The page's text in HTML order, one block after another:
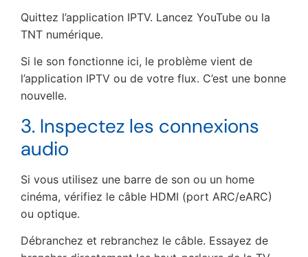
Quittez l’application IPTV. Lancez YouTube ou la
TNT numérique.
Si le son fonctionne ici, le problème vient de
l’application IPTV ou de votre flux. C’est une bonne
nouvelle.
3. Inspectez les connexions
audio
Si vous utilisez une barre de son ou un home
cinéma, vérifiez le câble HDMI (port ARC/eARC)
ou optique.
Débranchez et rebranchez le câble. Essayez de